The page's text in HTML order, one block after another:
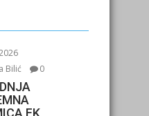
Bilić
0
FK